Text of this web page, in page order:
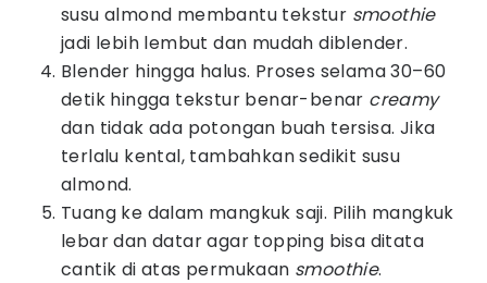
susu almond membantu tekstur smoothie
jadi lebih lembut dan mudah diblender.
Blender hingga halus. Proses selama 30–60
detik hingga tekstur benar-benar creamy
dan tidak ada potongan buah tersisa. Jika
terlalu kental, tambahkan sedikit susu
almond.
Tuang ke dalam mangkuk saji. Pilih mangkuk
lebar dan datar agar topping bisa ditata
cantik di atas permukaan smoothie.